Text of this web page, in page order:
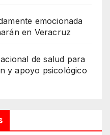
emocionada
en Veracruz
de salud para
y apoyo psicológico